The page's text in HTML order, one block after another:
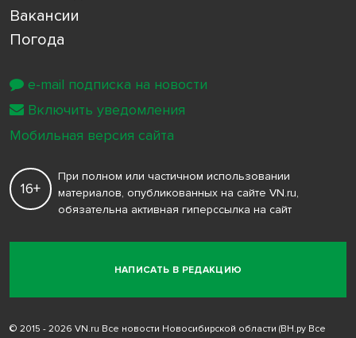
Вакансии
Погода
НАПИСАТЬ В РЕДАКЦИЮ
16+
При полном или частичном использовании
материалов, опубликованных на сайте VN.ru,
обязательна активная гиперссылка на сайт
© 2015 - 2026 VN.ru Все новости Новосибирской области (ВН.ру Все
e-mail подписка на новости
Включить уведомления
Мобильная версия сайта